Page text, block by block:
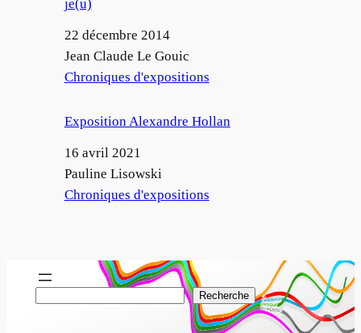
je(u)
Date
22 décembre 2014
Auteur
Jean Claude Le Gouic
Par rapport à
Chroniques d'expositions
Exposition Alexandre Hollan
Date
16 avril 2021
Auteur
Pauline Lisowski
Par rapport à
Chroniques d'expositions
Recherche